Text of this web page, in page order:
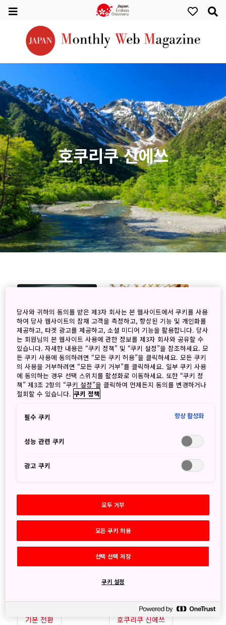
호쿠리쿠 신에쓰
자연과 종교와의 만남,
다테야마 산악신앙
2024/12/11
전통
예술&문화
자연&야외
일본의 온천, 종류와 효
능에 대해서
2024/09/19
강에서 온천까지, 일본
국립공원의 색다른 물
체험
자연&야외
기분 전환
니가타현 도카마치 지역
에서 현대 미술사를 만
나다
2021/12/24
예술&문화
호쿠리쿠 신에쓰
당사와 귀하의 동의를 받은 제3자 회사는 본 웹사이트에서 쿠키를 사용
하여 당사 웹사이트의 잠재 고객을 측정하고, 향상된 기능 및 개인화를
제공하고, 타겟 광고를 제공하고, 소셜 미디어 기능을 활용합니다. 당사
는 회원님의 본 웹사이트 사용에 관한 정보를 제3자 회사와 공유할 수
있습니다. 자세한 내용은 “쿠키 정책” 및 “쿠키 설정”을 참조하세요. 모
든 쿠키 사용에 동의하려면 “모든 쿠키 허용”을 클릭하세요. 모든 쿠키
의 사용을 거부하려면 “모든 쿠키 거부”를 클릭하세요. 일부 쿠키 사용
에 동의하는 경우 선택 스위치를 활성화로 이동하세요. 또한 “쿠키 정
책” 제3조 2항의 “쿠키 설정”을 클릭하여 언제든지 동의를 변경하거나
철회할 수 있습니다. 쿠키 정책
필수 쿠키 항상 활성화
성능 관련 쿠키
광고 쿠키
모두 거부
모든 쿠키 허용
선택 선택 저장
쿠키 설정